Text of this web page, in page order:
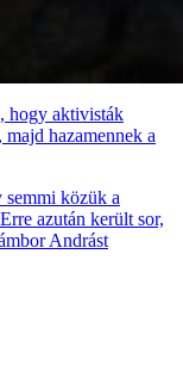
hogy aktivisták
hazamennek a
semmi közük a
azután került sor,
Andrást